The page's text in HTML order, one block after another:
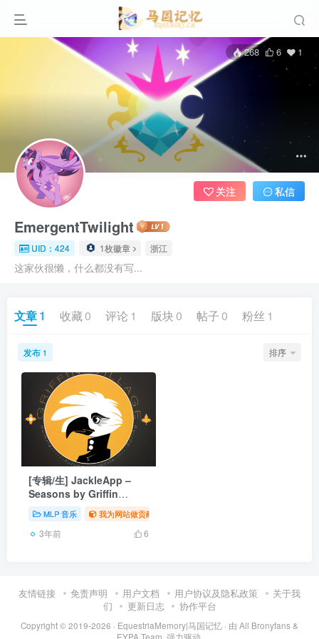
268 6 1
EmergentTwilight
UID：424 1枚徽章 浙江
这家伙很懒，什么都没有写...
关注 私信
文章1 收藏 0 评论 1 版块 0 帖子 0 粉丝 1
发布 1 排序
[专辑/生] JackleApp –
Seasons by Griffin
VillageMLP 音乐 我为网站做贡献
3年前 6
友情链接 免责声明 用户文档 用户协议及隐私政策
关于我
们
更新日志 协作平台
Copyright © 2019-2026 · EquestriaMemory|马国记忆 · 由 All Bronyfans &
EYPA Team. 强力驱动.